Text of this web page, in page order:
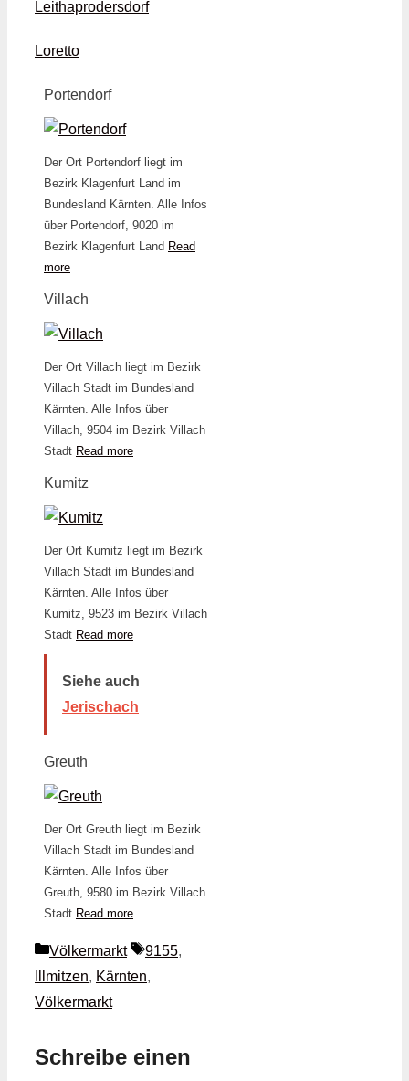
Leithaprodersdorf
Loretto
Portendorf
Der Ort Portendorf liegt im
Bezirk Klagenfurt Land im
Bundesland Kärnten. Alle Infos
über Portendorf, 9020 im
Bezirk Klagenfurt Land Read
more
Villach
Der Ort Villach liegt im Bezirk
Villach Stadt im Bundesland
Kärnten. Alle Infos über
Villach, 9504 im Bezirk Villach
Stadt Read more
Kumitz
Der Ort Kumitz liegt im Bezirk
Villach Stadt im Bundesland
Kärnten. Alle Infos über
Kumitz, 9523 im Bezirk Villach
Stadt Read more
Siehe auch
Jerischach
Greuth
Der Ort Greuth liegt im Bezirk
Villach Stadt im Bundesland
Kärnten. Alle Infos über
Greuth, 9580 im Bezirk Villach
Stadt Read more
Kategorien
Völkermarkt Schlagwörter
9155,
Illmitzen, Kärnten,
Völkermarkt
Schreibe einen